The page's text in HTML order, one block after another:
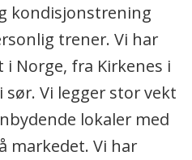
kondisjonstrening
trener. Vi har
Norge, fra Kirkenes i
Vi legger stor vekt
lokaler med
markedet. Vi har